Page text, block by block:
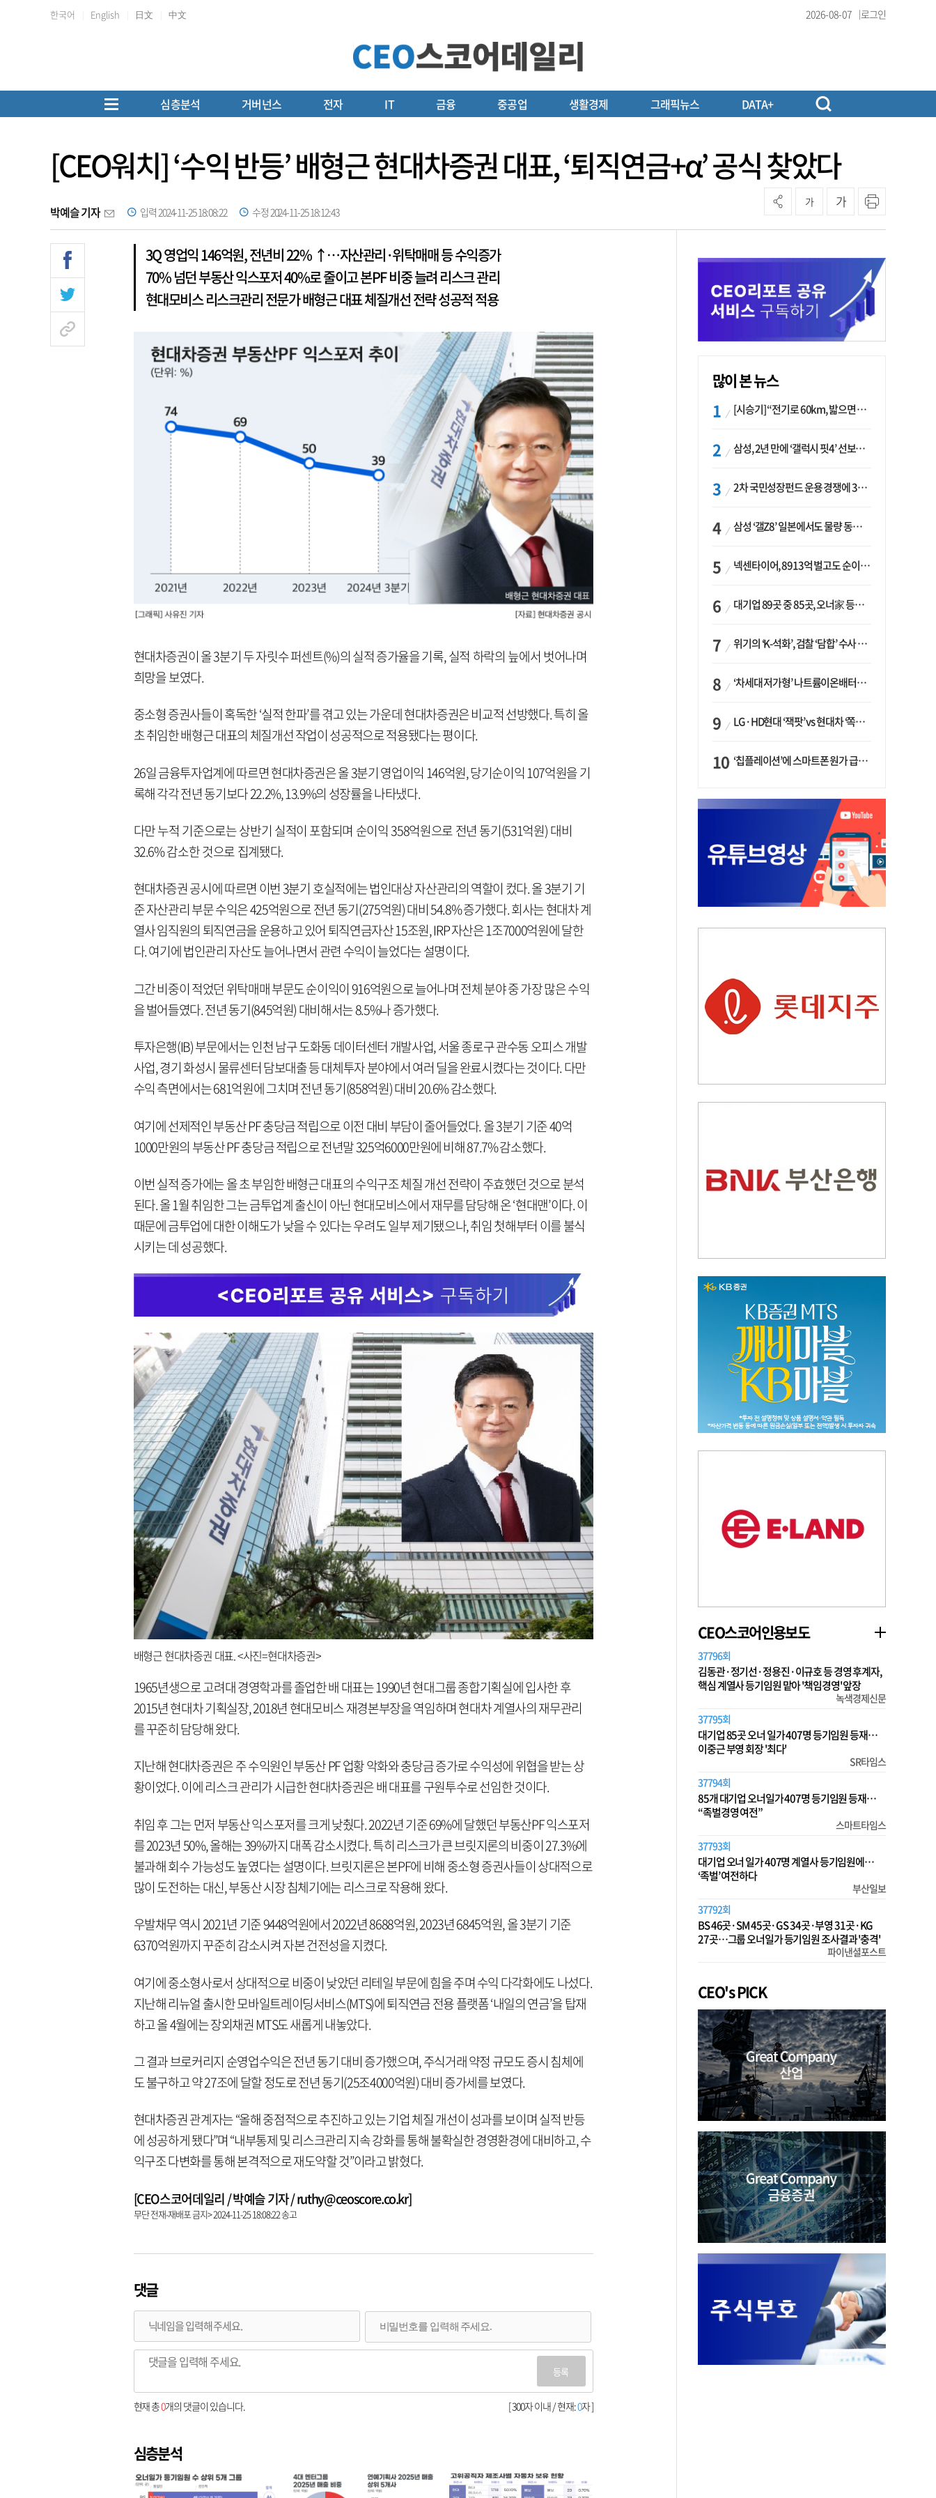
한국어 English 日文 中文 2026-08-07 로그인
심층분석 거버넌스 전자 IT 금융 중공업 생활경제 그래픽뉴스 DATA+
[CEO워치] ‘수익 반등’ 배형근 현대차증권 대표, ‘퇴직연금+α’ 공식 찾았다
박예슬 기자 입력 2024-11-25 18:08:22 수정 2024-11-25 18:12:43
가 가
3Q 영업익 146억원, 전년비 22% ↑…자산관리·위탁매매 등 수익증가
70% 넘던 부동산 익스포저 40%로 줄이고 본PF 비중 늘려 리스크 관리
현대모비스 리스크관리 전문가 배형근 대표 체질개선 전략 성공적 적용
현대차증권이 올 3분기 두 자릿수 퍼센트(%)의 실적 증가율을 기록, 실적 하락의 늪에서 벗어나며
희망을 보였다.
중소형 증권사들이 혹독한 ‘실적 한파’를 겪고 있는 가운데 현대차증권은 비교적 선방했다. 특히 올
초 취임한 배형근 대표의 체질개선 작업이 성공적으로 적용됐다는 평이다.
26일 금융투자업계에 따르면 현대차증권은 올 3분기 영업이익 146억원, 당기순이익 107억원을 기
록해 각각 전년 동기보다 22.2%, 13.9%의 성장률을 나타냈다.
다만 누적 기준으로는 상반기 실적이 포함되며 순이익 358억원으로 전년 동기(531억원) 대비
32.6% 감소한 것으로 집계됐다.
현대차증권 공시에 따르면 이번 3분기 호실적에는 법인대상 자산관리의 역할이 컸다. 올 3분기 기
준 자산관리 부문 수익은 425억원으로 전년 동기(275억원) 대비 54.8% 증가했다. 회사는 현대차 계
열사 임직원의 퇴직연금을 운용하고 있어 퇴직연금자산 15조원, IRP 자산은 1조7000억원에 달한
다. 여기에 법인관리 자산도 늘어나면서 관련 수익이 늘었다는 설명이다.
그간 비중이 적었던 위탁매매 부문도 순이익이 916억원으로 늘어나며 전체 분야 중 가장 많은 수익
을 벌어들였다. 전년 동기(845억원) 대비해서는 8.5%나 증가했다.
투자은행(IB) 부문에서는 인천 남구 도화동 데이터센터 개발사업, 서울 종로구 관수동 오피스 개발
사업, 경기 화성시 물류센터 담보대출 등 대체투자 분야에서 여러 딜을 완료시켰다는 것이다. 다만
수익 측면에서는 681억원에 그치며 전년 동기(858억원) 대비 20.6% 감소했다.
여기에 선제적인 부동산 PF 충당금 적립으로 이전 대비 부담이 줄어들었다. 올 3분기 기준 40억
1000만원의 부동산 PF 충당금 적립으로 전년말 325억6000만원에 비해 87.7% 감소했다.
이번 실적 증가에는 올 초 부임한 배형근 대표의 수익구조 체질 개선 전략이 주효했던 것으로 분석
된다. 올 1월 취임한 그는 금투업계 출신이 아닌 현대모비스에서 재무를 담당해 온 ‘현대맨’이다. 이
때문에 금투업에 대한 이해도가 낮을 수 있다는 우려도 일부 제기됐으나, 취임 첫해부터 이를 불식
시키는 데 성공했다.
배형근 현대차증권 대표. <사진=현대차증권>
1965년생으로 고려대 경영학과를 졸업한 배 대표는 1990년 현대그룹 종합기획실에 입사한 후
2015년 현대차 기획실장, 2018년 현대모비스 재경본부장을 역임하며 현대차 계열사의 재무관리
를 꾸준히 담당해 왔다.
지난해 현대차증권은 주 수익원인 부동산 PF 업황 악화와 충당금 증가로 수익성에 위협을 받는 상
황이었다. 이에 리스크 관리가 시급한 현대차증권은 배 대표를 구원투수로 선임한 것이다.
취임 후 그는 먼저 부동산 익스포저를 크게 낮췄다. 2022년 기준 69%에 달했던 부동산PF 익스포저
를 2023년 50%, 올해는 39%까지 대폭 감소시켰다. 특히 리스크가 큰 브릿지론의 비중이 27.3%에
불과해 회수 가능성도 높였다는 설명이다. 브릿지론은 본PF에 비해 중소형 증권사들이 상대적으로
많이 도전하는 대신, 부동산 시장 침체기에는 리스크로 작용해 왔다.
우발채무 역시 2021년 기준 9448억원에서 2022년 8688억원, 2023년 6845억원, 올 3분기 기준
6370억원까지 꾸준히 감소시켜 자본 건전성을 지켰다.
여기에 중소형사로서 상대적으로 비중이 낮았던 리테일 부문에 힘을 주며 수익 다각화에도 나섰다.
지난해 리뉴얼 출시한 모바일트레이딩서비스(MTS)에 퇴직연금 전용 플랫폼 ‘내일의 연금’을 탑재
하고 올 4월에는 장외채권 MTS도 새롭게 내놓았다.
그 결과 브로커리지 순영업수익은 전년 동기 대비 증가했으며, 주식거래 약정 규모도 증시 침체에
도 불구하고 약 27조에 달할 정도로 전년 동기(25조4000억원) 대비 증가세를 보였다.
현대차증권 관계자는 “올해 중점적으로 추진하고 있는 기업 체질 개선이 성과를 보이며 실적 반등
에 성공하게 됐다”며 “내부통제 및 리스크관리 지속 강화를 통해 불확실한 경영환경에 대비하고, 수
익구조 다변화를 통해 본격적으로 재도약할 것”이라고 밝혔다.
[CEO스코어데일리 / 박예슬 기자 / ruthy@ceoscore.co.kr]
무단 전재-재배포 금지> 2024-11-25 18:08:22 송고
댓글
등록
[ 300자 이내 / 현재:0자 ]
현재 총0개의 댓글이 있습니다.
심층분석
많이 본 뉴스
[시승기] “전기로 60km, 밟으면 462마력”…볼보 XC60 T8의 두 얼굴
삼성, 2년 만에 ‘갤럭시 핏4’ 선보이나…웨어러블 생태계 확장 ‘시동’
2차 국민성장펀드 운용 경쟁에 33개사 몰렸다…신한·하나 등 새 얼굴 대거 합류
삼성 ‘갤Z8’ 일본에서도 물량 동났다…애플 참전 앞두고 선두 수성 ‘시험대’
넥센타이어, 8913억 벌고도 순이익 2억…유럽 세부담에 이익 증발
대기업 89곳 중 85곳, 오너家 등기임원 겸직…BS 46곳·SM 45곳 ‘족벌경영’ 고착화
위기의 ‘K-석화’, 검찰 ‘담합’ 수사 착수…“LG·한화·롯데 등 7개 업체, 8개 제품 가격 담합”
‘차세대 저가형’ 나트륨이온배터리 시대 오나…LG화학·에코프로, 상용화 속도낸다
LG·HD현대 ‘잭팟’ vs 현대차 ‘쪽박’…글로벌 사모펀드, 韓 대기업 투자 ‘희비’
‘칩플레이션’에 스마트폰 원가 급등…삼성전자, ‘엑시노스’ 채택 확대하나
CEO스코어인용보도
37796회
김동관·정기선·정용진·이규호 등 경영 후계자,
핵심 계열사 등기임원 맡아 '책임경영' 앞장
녹색경제신문
37795회
대기업 85곳 오너 일가 407명 등기임원 등재…
이중근 부영 회장 '최다'
SR타임스
37794회
85개 대기업 오너일가 407명 등기임원 등재…
“족벌경영 여전”
스마트타임스
37793회
대기업 오너 일가 407명 계열사 등기임원에…
‘족벌’ 여전하다
부산일보
37792회
BS 46곳·SM 45곳·GS 34곳·부영 31곳·KG
27곳…그룹 오너일가 등기임원 조사결과 '충격'
파이낸셜포스트
CEO's PICK